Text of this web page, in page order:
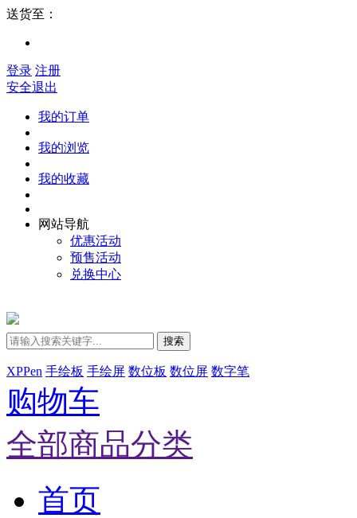
送货至：
登录 注册
安全退出
我的订单
我的浏览
我的收藏
网站导航
优惠活动
预售活动
兑换中心
搜索
XPPen 手绘板 手绘屏 数位板 数位屏 数字笔
购物车
全部商品分类
首页